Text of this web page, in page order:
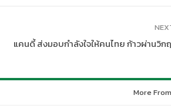
แคนดี้ ส่งมอบกำลังใจให้คนไทย ก้าวผ่านวิก
More